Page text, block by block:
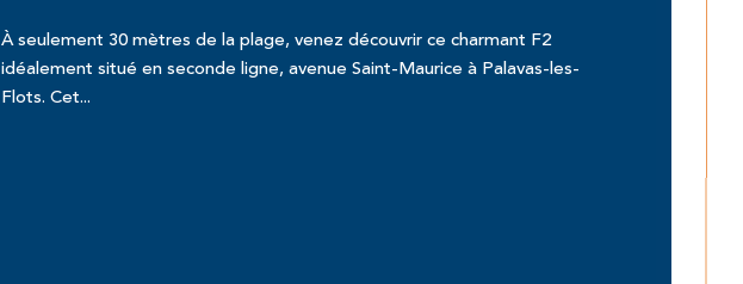
À seulement 30 mètres de la plage, venez découvrir ce charmant F2
idéalement situé en seconde ligne, avenue Saint-Maurice à Palavas-les-
Flots. Cet...